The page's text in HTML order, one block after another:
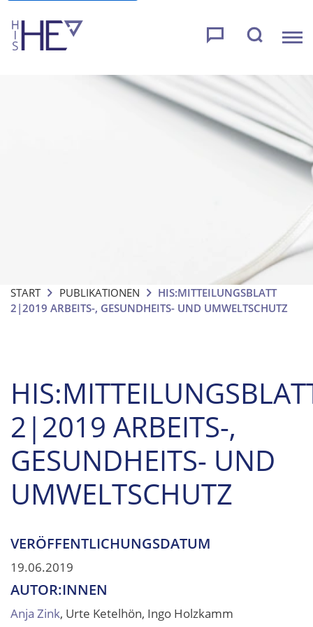
START PUBLIKATIONEN
HIS:MITTEILUNGSBLATT
2|2019 ARBEITS-, GESUNDHEITS- UND UMWELTSCHUTZ
2|2019 ARBEITS-,
GESUNDHEITS- UND
UMWELTSCHUTZ
VERÖFFENTLICHUNGSDATUM
19.06.2019
AUTOR:INNEN
Anja Zink, Urte Ketelhön, Ingo Holzkamm